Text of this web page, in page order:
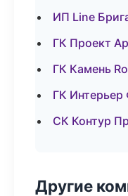
ИП Line
ГК Проект
ГК Камень
ГК
СК Контур
Другие